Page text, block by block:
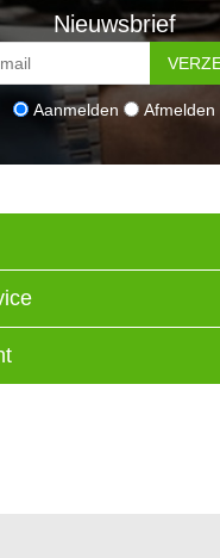
Nieuwsbrief
Aanmelden Afmelden